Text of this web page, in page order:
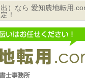
）なら 愛知農地転用
！